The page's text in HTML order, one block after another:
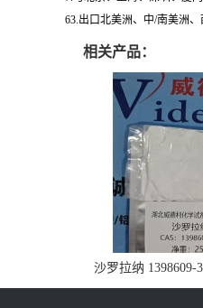
63.出口北美洲、中/南美洲
相关产品：
沙罗拉纳 1398609-